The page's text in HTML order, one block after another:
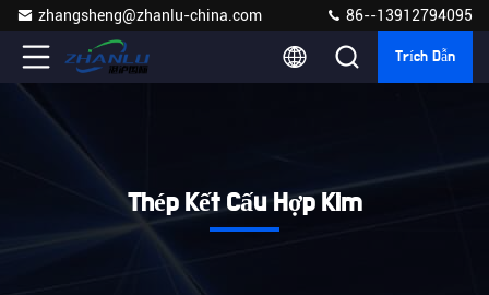
zhangsheng@zhanlu-china.com 86--13912794095
Trích Dẫn
Thép Kết Cấu Hợp Kim